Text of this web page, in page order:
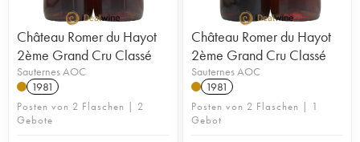
Château Romer du Hayot
2ème Grand Cru Classé
Sauternes AOC
1981
Posten von 2 Flaschen | 2
Gebote
Château Romer du Hayot
2ème Grand Cru Classé
Sauternes AOC
1981
Posten von 2 Flaschen | 1
Gebot